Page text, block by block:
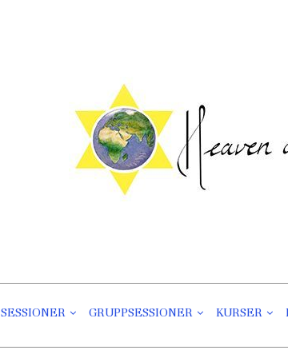
Välmående För Kropp Och
Heaven
SESSIONER GRUPPSESSIONER KURSER